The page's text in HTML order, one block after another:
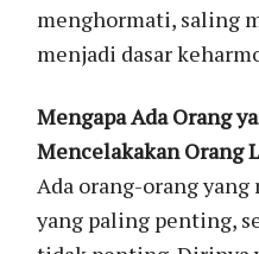
menghormati, saling
menjadi dasar
Mengapa Ada Orang
Mencelakakan Orang
Ada orang-orang
yang paling penting,